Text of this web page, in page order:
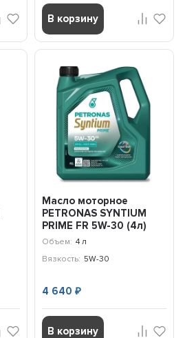
В корзину
Масло моторное
PETRONAS SYNTIUM
PRIME FR 5W-30 (4л)
71241K1YEU
Объем: 4 л
Вязкость: 5W-30
4 640 ₽
В корзину